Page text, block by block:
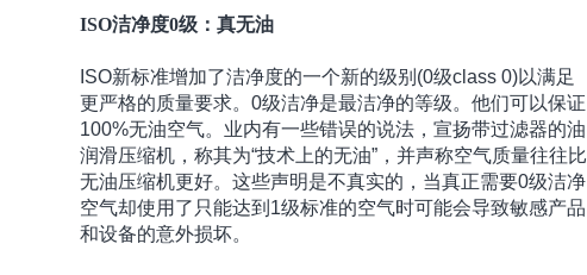
ISO洁净度0级：真无油
ISO新标准增加了洁净度的一个新的级别(0级class 0)以满足
更严格的质量要求。0级洁净是最洁净的等级。他们可以保证
100%无油空气。业内有一些错误的说法，宣扬带过滤器的油
润滑压缩机，称其为“技术上的无油”，并声称空气质量往往比
无油压缩机更好。这些声明是不真实的，当真正需要0级洁净
空气却使用了只能达到1级标准的空气时可能会导致敏感产品
和设备的意外损坏。